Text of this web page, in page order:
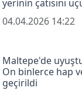
yerinin çatısını
04.04.2026 14:22
Maltepe'de
On binlerce hap
geçirildi